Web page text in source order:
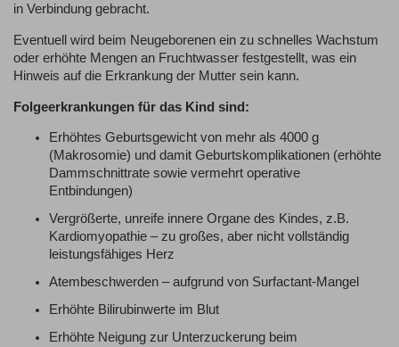
in Verbindung gebracht.
Eventuell wird beim Neugeborenen ein zu schnelles Wachstum
oder erhöhte Mengen an Fruchtwasser festgestellt, was ein
Hinweis auf die Erkrankung der Mutter sein kann.
Folgeerkrankungen für das Kind sind:
Erhöhtes Geburtsgewicht von mehr als 4000 g
(Makrosomie) und damit Geburtskomplikationen (erhöhte
Dammschnittrate sowie vermehrt operative
Entbindungen)
Vergrößerte, unreife innere Organe des Kindes, z.B.
Kardiomyopathie – zu großes, aber nicht vollständig
leistungsfähiges Herz
Atembeschwerden – aufgrund von Surfactant-Mangel
Erhöhte Bilirubinwerte im Blut
Erhöhte Neigung zur Unterzuckerung beim